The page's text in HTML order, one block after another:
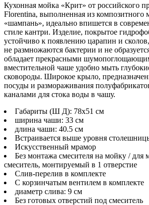
Кухонная мойка «Крит» от российского
Florentina, выполненная из композитного
«шампань», идеально впишется в
стиле кантри. Изделие, покрытое
устойчиво к появлению царапин и
не размножаются бактерии и не
обладает прекрасными
вместительной чаше удобно мыть
сковороды. Широкое крыло,
посуды и размораживания
каналами для стока воды в чашу.
Габариты (Ш Д): 78x51 см
ширина чаши: 33 см
длина чаши: 40.5 см
Встраивается выше уровня
Искусственный мрамор
Без монтажа смесителя на мойку / для
смеситель, монтируемый в 1 отверстие
Слив-перелив в комплекте
С корзинчатым вентилем в комплекте
диаметр слива: 9 см
Без готовых отверстий под смеситель